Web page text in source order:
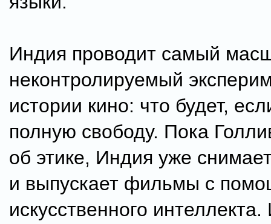
Индия проводит самый
неконтролируемый
истории кино: что будет,
полную свободу. Пока
об этике, Индия уже
и выпускает фильмы с
искусственного